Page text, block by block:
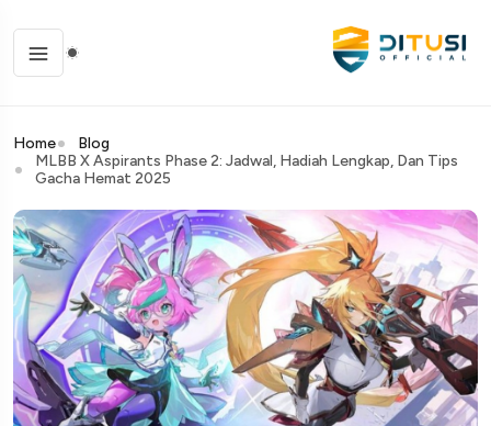
Home
Blog
MLBB X Aspirants Phase 2: Jadwal, Hadiah Lengkap, Dan Tips
Gacha Hemat 2025